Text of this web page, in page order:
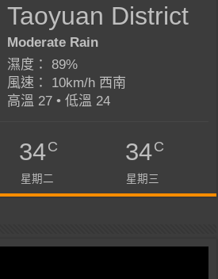
Taoyuan District
Moderate Rain
濕度： 89%
風速： 10km/h 西南
高溫 27 • 低溫 24
34C
星期二
34C
星期三